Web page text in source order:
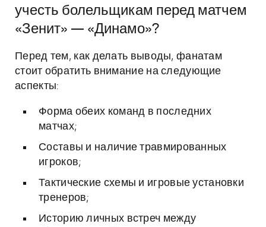
учесть болельщикам перед матчем
«Зенит» — «Динамо»?
Перед тем, как делать выводы, фанатам
стоит обратить внимание на следующие
аспекты:
Форма обеих команд в последних
матчах;
Составы и наличие травмированных
игроков;
Тактические схемы и игровые установки
тренеров;
Историю личных встреч между